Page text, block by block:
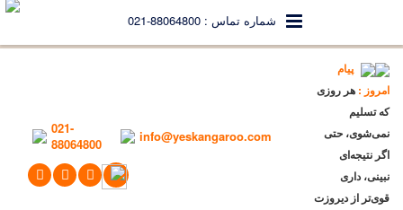
شماره تماس : 88064800-021
پیام
امروز : هر روزی
که تسلیم
نمی‌شوی، حتی
اگر نتیجه‌ای
نبینی، داری
قوی‌تر از دیروزت
info@yeskangaroo.com
021-
88064800